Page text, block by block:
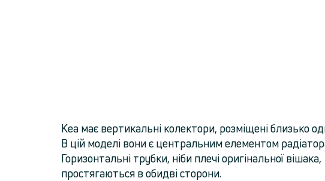
Kea має вертикальні колектори, розміщені близько
В цій моделі вони є центральним елементом
Горизонтальні трубки, ніби плечі оригінальної вішака,
простягаються в обидві сторони.